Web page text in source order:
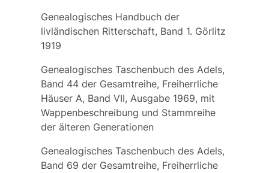
Genealogisches Handbuch der
livländischen Ritterschaft, Band 1. Görlitz
1919
Genealogisches Taschenbuch des Adels,
Band 44 der Gesamtreihe, Freiherrliche
Häuser A, Band VII, Ausgabe 1969, mit
Wappenbeschreibung und Stammreihe
der älteren Generationen
Genealogisches Taschenbuch des Adels,
Band 69 der Gesamtreihe, Freiherrliche